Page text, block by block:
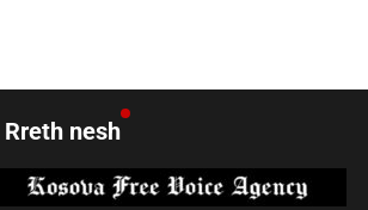
Rreth nesh